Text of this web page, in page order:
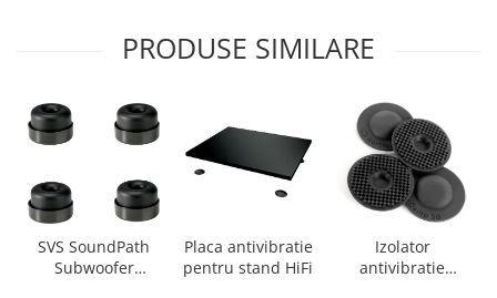
PRODUSE SIMILARE
SVS SoundPath
Subwoofer
Placa antivibratie
pentru stand HiFi
Izolator
antivibratie